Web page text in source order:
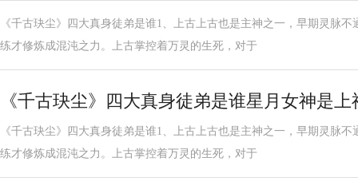
《千古玦尘》四大真身徒弟是谁1、上古上古也是主神之一，早期灵脉
练才修炼成混沌之力。上古掌控着万灵的生死，对于
《千古玦尘》四大真身徒弟是谁星月女神是上
《千古玦尘》四大真身徒弟是谁1、上古上古也是主神之一，早期灵脉
练才修炼成混沌之力。上古掌控着万灵的生死，对于